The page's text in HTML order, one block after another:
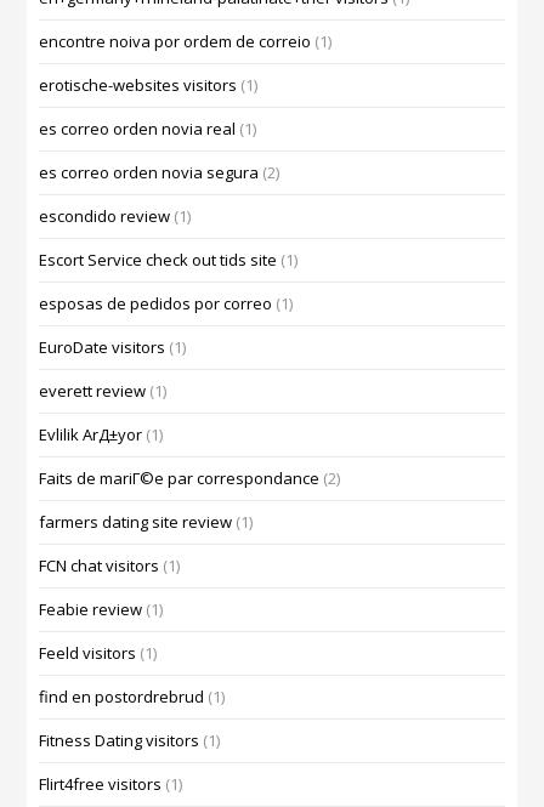
encontre noiva por ordem de correio (1)
erotische-websites visitors (1)
es correo orden novia real (1)
es correo orden novia segura (2)
escondido review (1)
Escort Service check out tids site (1)
esposas de pedidos por correo (1)
EuroDate visitors (1)
everett review (1)
Evlilik ArД±yor (1)
Faits de mariГ©e par correspondance (2)
farmers dating site review (1)
FCN chat visitors (1)
Feabie review (1)
Feeld visitors (1)
find en postordrebrud (1)
Fitness Dating visitors (1)
Flirt4free visitors (1)